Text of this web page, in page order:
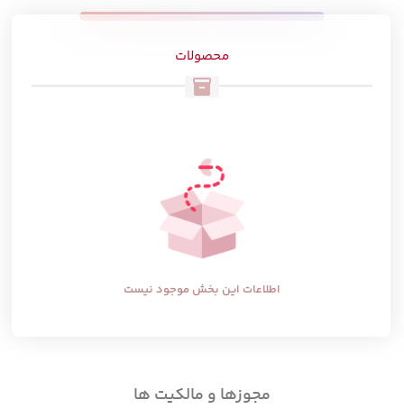
inventory_2
محصولات
اطلاعات این بخش موجود نیست
مجوزها و مالکیت ها